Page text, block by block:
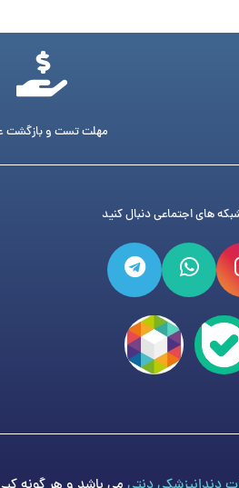
مهلت تست و بازگشت
های اجتماعی دنبال کنید